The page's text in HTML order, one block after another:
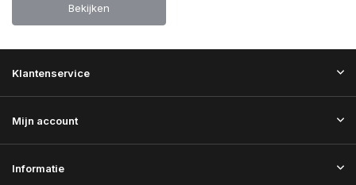
Bekijken
Klantenservice
Mijn account
Informatie